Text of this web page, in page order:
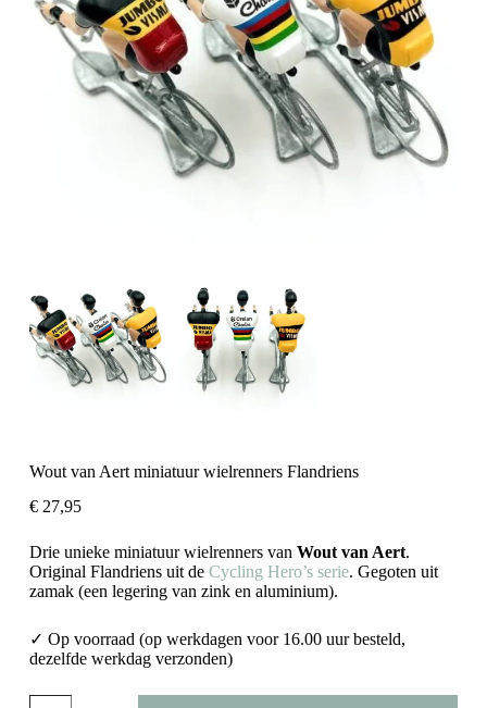
Wout van Aert miniatuur wielrenners Flandriens
€27,95
Drie unieke miniatuur wielrenners van Wout van Aert.
Original Flandriens uit de Cycling Hero’s serie. Gegoten uit
zamak (een legering van zink en aluminium).
✓ Op voorraad (op werkdagen voor 16.00 uur besteld,
dezelfde werkdag verzonden)